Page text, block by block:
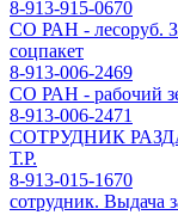
8-913-915-0670
СО РАН - лесоруб.
соцпакет
8-913-006-2469
СО РАН - рабочий
8-913-006-2471
СОТРУДНИК
Т.Р.
8-913-015-1670
сотрудник. Выдача